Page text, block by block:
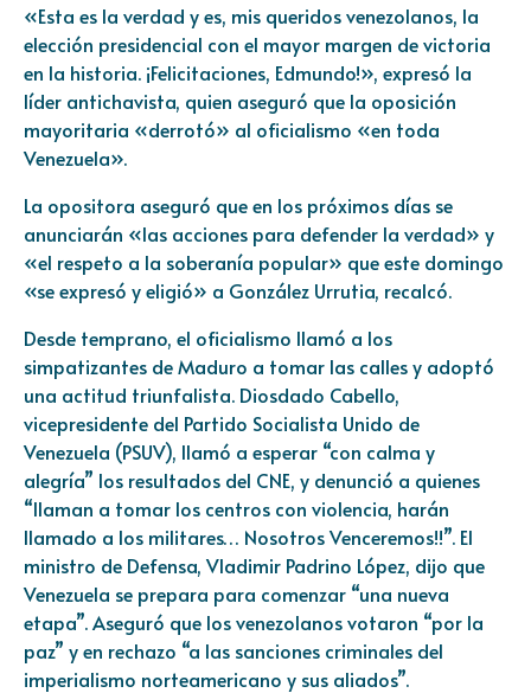
«Esta es la verdad y es, mis queridos venezolanos, la
elección presidencial con el mayor margen de victoria
en la historia. ¡Felicitaciones, Edmundo!», expresó la
líder antichavista, quien aseguró que la oposición
mayoritaria «derrotó» al oficialismo «en toda
Venezuela».
La opositora aseguró que en los próximos días se
anunciarán «las acciones para defender la verdad» y
«el respeto a la soberanía popular» que este domingo
«se expresó y eligió» a González Urrutia, recalcó.
Desde temprano, el oficialismo llamó a los
simpatizantes de Maduro a tomar las calles y adoptó
una actitud triunfalista. Diosdado Cabello,
vicepresidente del Partido Socialista Unido de
Venezuela (PSUV), llamó a esperar “con calma y
alegría” los resultados del CNE, y denunció a quienes
“llaman a tomar los centros con violencia, harán
llamado a los militares… Nosotros Venceremos!!”. El
ministro de Defensa, Vladimir Padrino López, dijo que
Venezuela se prepara para comenzar “una nueva
etapa”. Aseguró que los venezolanos votaron “por la
paz” y en rechazo “a las sanciones criminales del
imperialismo norteamericano y sus aliados”.